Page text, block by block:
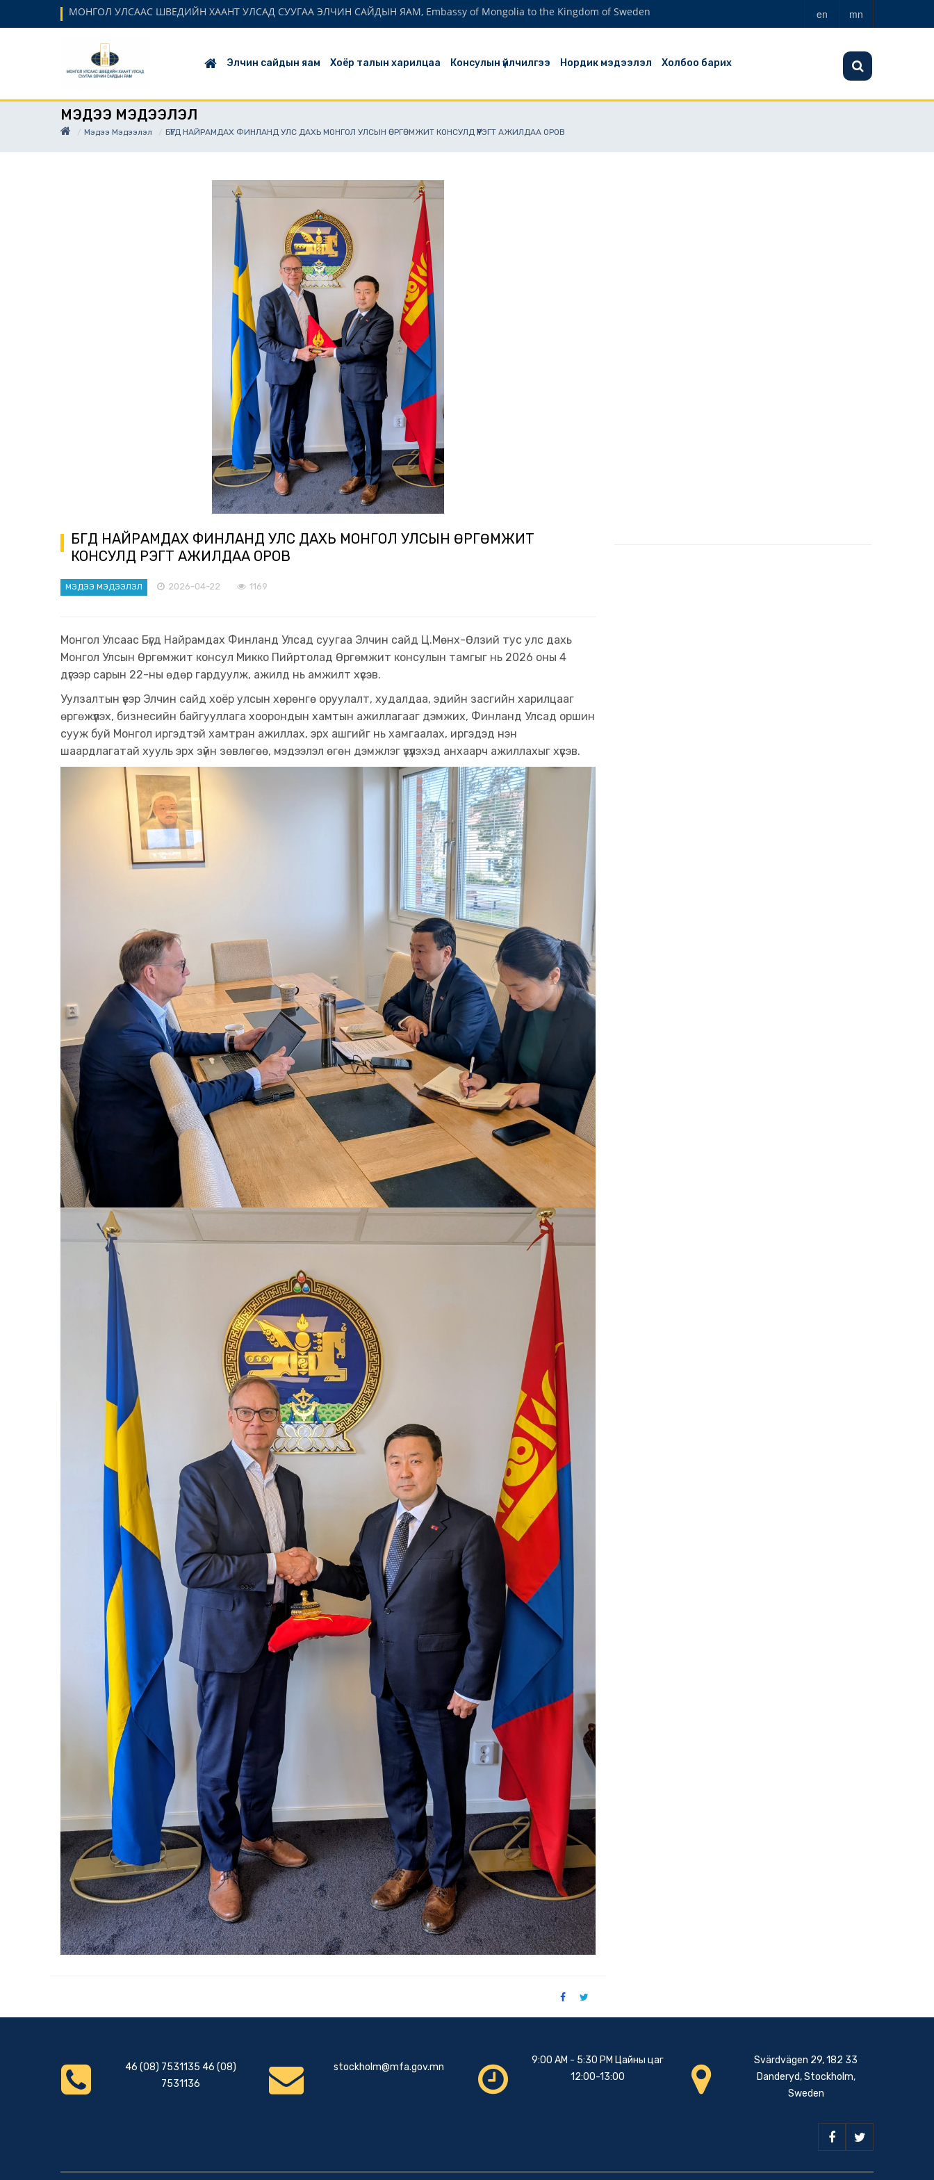
МОНГОЛ УЛСААС ШВЕДИЙН ХААНТ УЛСАД СУУГАА ЭЛЧИН САЙДЫН ЯАМ, Embassy of Mongolia to the Kingdom of Sweden en mn
Элчин сайдын яам Хоёр талын харилцаа Консулын үйлчилгээ Нордик мэдээлэл Холбоо барих
МЭДЭЭ МЭДЭЭЛЭЛ
Мэдээ Мэдээлэл БҮГД НАЙРАМДАХ ФИНЛАНД УЛС ДАХЬ МОНГОЛ УЛСЫН ӨРГӨМЖИТ КОНСУЛД ҮҮРЭГТ АЖИЛДАА ОРОВ
БҮГД НАЙРАМДАХ ФИНЛАНД УЛС ДАХЬ МОНГОЛ УЛСЫН ӨРГӨМЖИТ
КОНСУЛД ҮҮРЭГТ АЖИЛДАА ОРОВ
МЭДЭЭ МЭДЭЭЛЭЛ 2026-04-22 1169
Монгол Улсаас Бүгд Найрамдах Финланд Улсад суугаа Элчин сайд Ц.Мөнх-Өлзий тус улс дахь
Монгол Улсын Өргөмжит консул Микко Пийртолад Өргөмжит консулын тамгыг нь 2026 оны 4
дүгээр сарын 22-ны өдөр гардуулж, ажилд нь амжилт хүсэв.
Уулзалтын үеэр Элчин сайд хоёр улсын хөрөнгө оруулалт, худалдаа, эдийн засгийн харилцааг
өргөжүүлэх, бизнесийн байгууллага хоорондын хамтын ажиллагааг дэмжих, Финланд Улсад оршин
сууж буй Монгол иргэдтэй хамтран ажиллах, эрх ашгийг нь хамгаалах, иргэдэд нэн
шаардлагатай хууль эрх зүйн зөвлөгөө, мэдээлэл өгөн дэмжлэг үзүүлэхэд анхаарч ажиллахыг хүсэв.
46 (08) 7531135 46 (08)
7531136
stockholm@mfa.gov.mn
9:00 AM - 5:30 PM Цайны цаг
12:00-13:00
Svärdvägen 29, 182 33
Danderyd, Stockholm,
Sweden